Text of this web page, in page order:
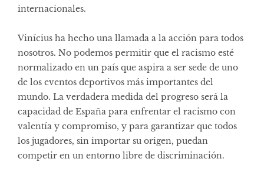
internacionales.
Vinícius ha hecho una llamada a la acción para todos
nosotros. No podemos permitir que el racismo esté
normalizado en un país que aspira a ser sede de uno
de los eventos deportivos más importantes del
mundo. La verdadera medida del progreso será la
capacidad de España para enfrentar el racismo con
valentía y compromiso, y para garantizar que todos
los jugadores, sin importar su origen, puedan
competir en un entorno libre de discriminación.